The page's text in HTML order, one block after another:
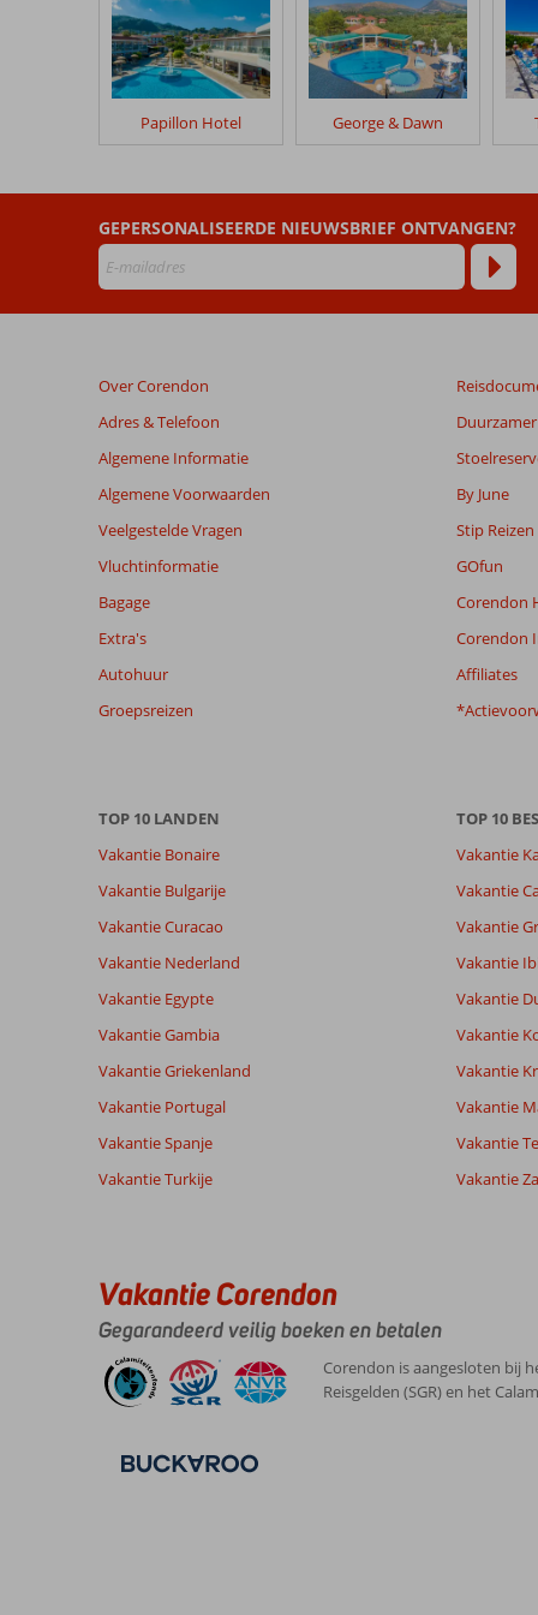
geschreven
na
hun
verblijf
Fly
Hotel
Beoordelingen
die
dan
48
maanden
worden
meer
weergegeven
de
te
over
onze
beoordelingen.
Totale score
Gebaseerd op:
22
7,4
Voldoende/goed
Eten
Wifi
Ervaringen
van onze
klanten
Taal
Eveline
Nederland
Met partner
,
10 juni 2026
Argassi:
Argassie
is
leuk,
gezellig,
levendig
heeft
Ligging 8
Service
7
Prijs/kwaliteit 7
Eten
9
Kamers 7
Kindvriendelijk
Papillon Hotel George & Dawn
GEPERSONALISEERDE NIEUWSBRIEF ONTVANGEN?
Over Corendon
Adres & Telefoon
Algemene Informatie
Algemene Voorwaarden
Veelgestelde Vragen
Vluchtinformatie
Bagage
Extra's
Autohuur
Groepsreizen
By June
Stip Reizen
GOfun
Corendon
Corendon
Affiliates
TOP 10 LANDEN
Vakantie Bonaire
Vakantie Bulgarije
Vakantie Curacao
Vakantie Nederland
Vakantie Egypte
Vakantie Gambia
Vakantie Griekenland
Vakantie Portugal
Vakantie Spanje
Vakantie Turkije
TOP 10
Vakantie
Vakantie
Vakantie
Vakantie
Vakantie
Vakantie
Vakantie
Vakantie
Vakantie
Vakantie
Vakantie Corendon
Gegarandeerd veilig boeken en betalen
Corendon is aangesloten bij
Reisgelden (SGR) en het